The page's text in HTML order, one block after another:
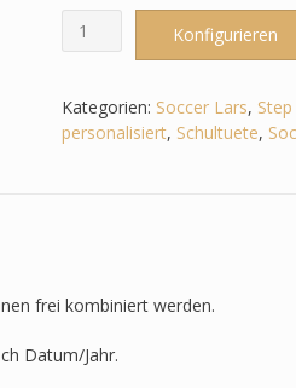
Schultüte
Step
Step
Menge
Konfigurieren
Kategorien: Soccer Lars,
personalisiert, Schultuete,
frei kombiniert werden.
Datum/Jahr.